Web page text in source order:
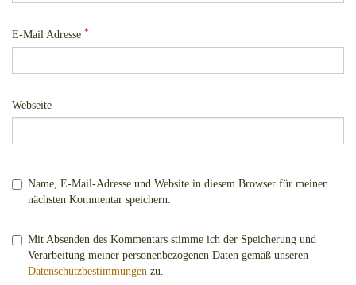
E-Mail Adresse *
Webseite
Name, E-Mail-Adresse und Website in diesem Browser für meinen
nächsten Kommentar speichern.
Mit Absenden des Kommentars stimme ich der Speicherung und
Verarbeitung meiner personenbezogenen Daten gemäß unseren
Datenschutzbestimmungen zu.